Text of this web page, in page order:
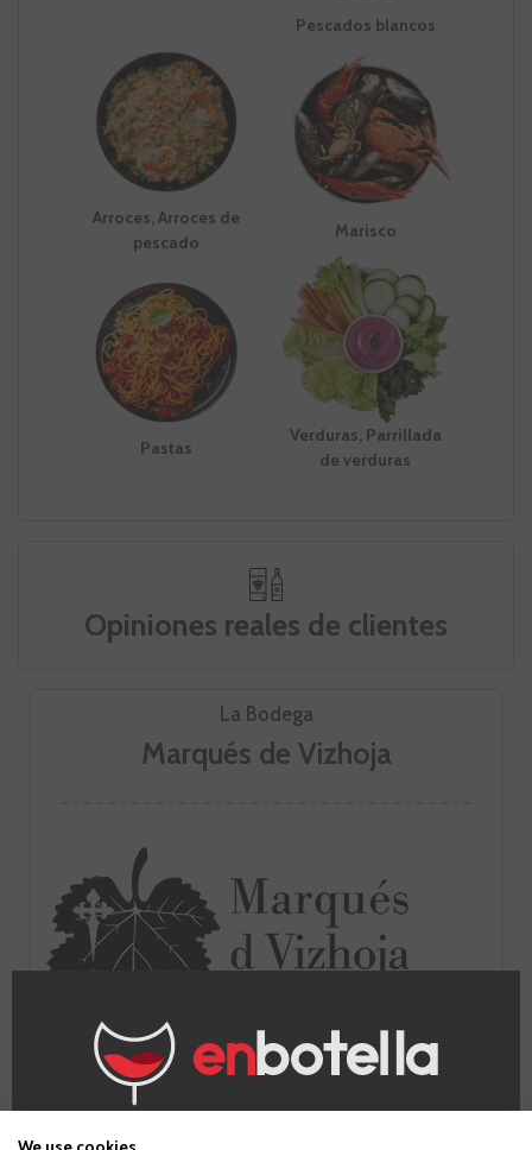
La Bodega
Marqués de Vizhoja
IR A LA BODEGA
Pescados blancos
Arroces, Arroces de
pescado
Marisco
Pastas
Verduras, Parrillada
de verduras
Opiniones reales de clientes
¿Eres mayor de edad?
We use cookies